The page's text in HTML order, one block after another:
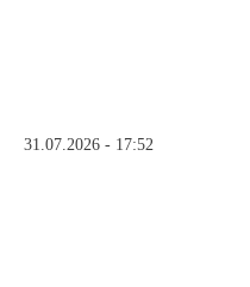
31.07.2026 - 17:52